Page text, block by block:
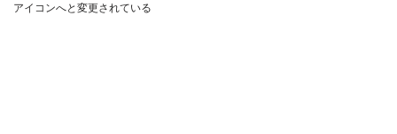
アイコンへと変更されている